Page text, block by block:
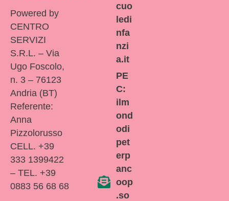
Powered by
CENTRO
SERVIZI
S.R.L. – Via
Ugo Foscolo,
n. 3 – 76123
Andria (BT)
Referente:
Anna
Pizzolorusso
CELL. +39
333 1399422
– TEL. +39
0883 56 68 68
cuo
ledi
nfa
nzi
a.it
PE
C:
ilm
ond
odi
pet
erp
anc
oop
.so